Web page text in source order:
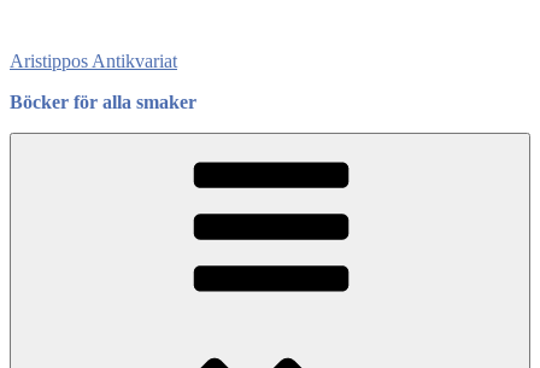
content
Aristippos Antikvariat
Böcker för alla smaker